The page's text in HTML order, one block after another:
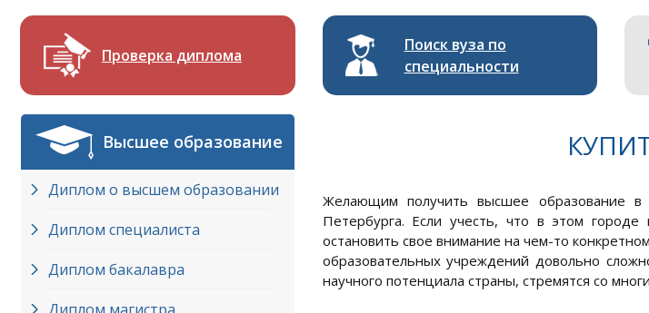
Проверка диплома
Поиск вуза по
специальности
Высшее образование
Диплом о высшем образовании
Диплом специалиста
Диплом бакалавра
Желающим получить высшее образование в
Петербурга. Если учесть, что в этом
остановить свое внимание на чем-то
образовательных учреждений довольно
научного потенциала страны, стремятся со